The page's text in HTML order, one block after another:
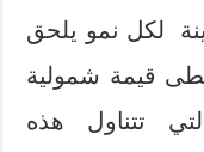
لكل نمو يلحق
قيمة شمولية
تتناول هذه